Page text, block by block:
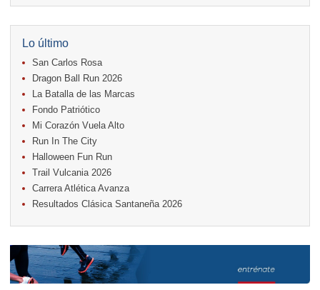
18. Casa Turire Trail Run
18.
Warriors Run Circuit
18. Samsung Jacó Beach Half Marathon 2026
25. KRun by Under Armour
25. Run Alajuela
31.
Halloween Fun Run
Noviembre
08. Lindora Run
15. Entre Pan y Rosas
Diciembre
Trail Vulcania 2026
12. Media Maratón Puntarenas 2026
Lo último
San Carlos Rosa
Dragon Ball Run 2026
La Batalla de las Marcas
Fondo Patriótico
Mi Corazón Vuela Alto
Run In The City
Halloween Fun Run
Trail Vulcania 2026
Carrera Atlética Avanza
Resultados Clásica Santaneña 2026